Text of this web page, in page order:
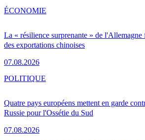
La « résilience surprenante » de l'Allemagne
des exportations chinoises
07.08.2026
ÉCONOMIE
Quatre pays européens mettent en garde
Russie pour l'Ossétie du Sud
07.08.2026
POLITIQUE